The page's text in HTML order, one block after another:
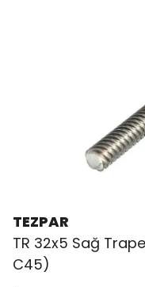
TEZPAR
TR 32x5 Sağ
C45)